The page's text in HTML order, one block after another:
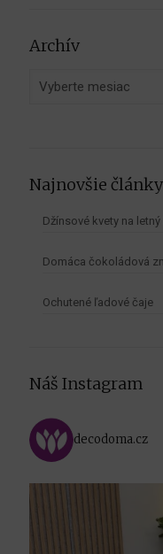
Archív
Najnovšie články
Džínsové kvety na
Domáca čokoládová
Ochutené ľadové čaje
Náš Instagram
decodoma.cz